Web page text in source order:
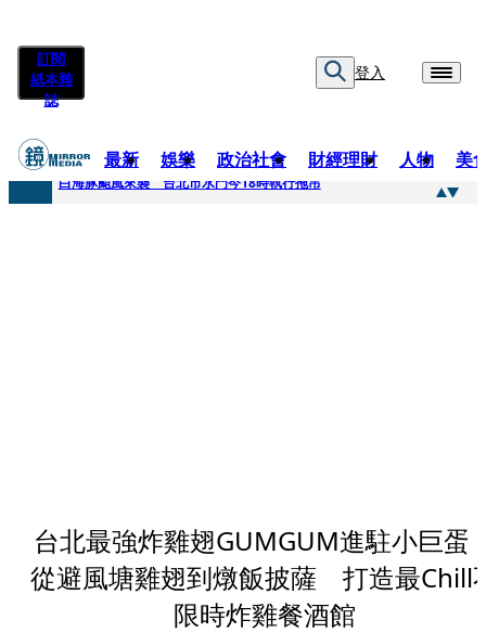
訂閱
紙本雜
誌
登入
最新 娛樂 政治社會 財經理財 人物 美
快訊
白海豚颱風來襲 台北市水門今18時執行拖吊
台北最強炸雞翅GUMGUM進駐小巨蛋
從避風塘雞翅到燉飯披薩 打造最Chill
限時炸雞餐酒館